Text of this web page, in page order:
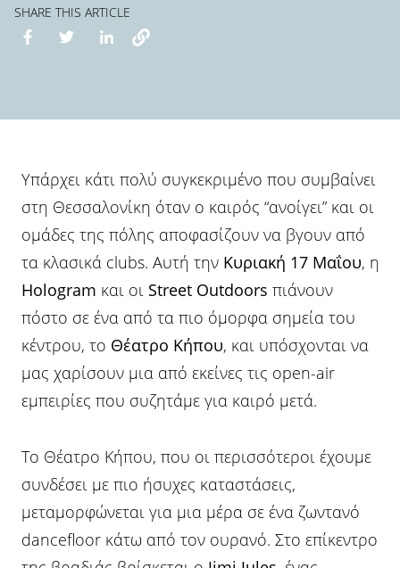
SHARE THIS ARTICLE
Υπάρχει κάτι πολύ συγκεκριμένο που συμβαίνει
στη Θεσσαλονίκη όταν ο καιρός “ανοίγει” και οι
ομάδες της πόλης αποφασίζουν να βγουν από
τα κλασικά clubs. Αυτή την Κυριακή 17 Μαΐου, η
Hologram και οι Street Outdoors πιάνουν
πόστο σε ένα από τα πιο όμορφα σημεία του
κέντρου, το Θέατρο Κήπου, και υπόσχονται να
μας χαρίσουν μια από εκείνες τις open-air
εμπειρίες που συζητάμε για καιρό μετά.
Το Θέατρο Κήπου, που οι περισσότεροι έχουμε
συνδέσει με πιο ήσυχες καταστάσεις,
μεταμορφώνεται για μια μέρα σε ένα ζωντανό
dancefloor κάτω από τον ουρανό. Στο επίκεντρο